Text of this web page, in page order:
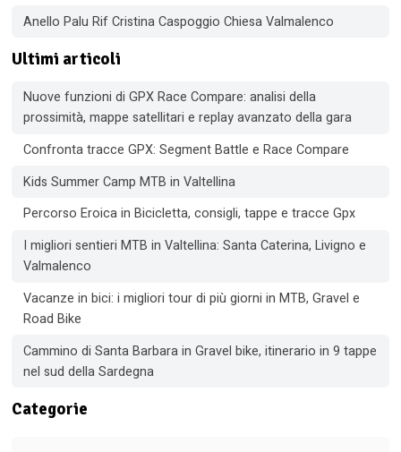
Anello Palu Rif Cristina Caspoggio Chiesa Valmalenco
Ultimi articoli
Nuove funzioni di GPX Race Compare: analisi della
prossimità, mappe satellitari e replay avanzato della gara
Confronta tracce GPX: Segment Battle e Race Compare
Kids Summer Camp MTB in Valtellina
Percorso Eroica in Bicicletta, consigli, tappe e tracce Gpx
I migliori sentieri MTB in Valtellina: Santa Caterina, Livigno e
Valmalenco
Vacanze in bici: i migliori tour di più giorni in MTB, Gravel e
Road Bike
Cammino di Santa Barbara in Gravel bike, itinerario in 9 tappe
nel sud della Sardegna
Categorie